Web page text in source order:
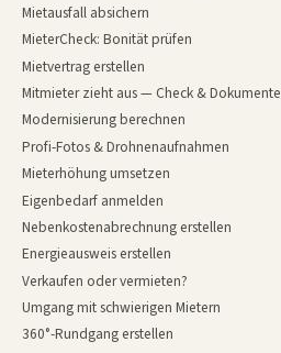
Mietausfall absichern
MieterCheck: Bonität prüfen
Mietvertrag erstellen
Mitmieter zieht aus — Check & Dokumente
Modernisierung berechnen
Profi-Fotos & Drohnenaufnahmen
Mieterhöhung umsetzen
Eigenbedarf anmelden
Nebenkostenabrechnung erstellen
Energieausweis erstellen
Verkaufen oder vermieten?
Umgang mit schwierigen Mietern
360°-Rundgang erstellen